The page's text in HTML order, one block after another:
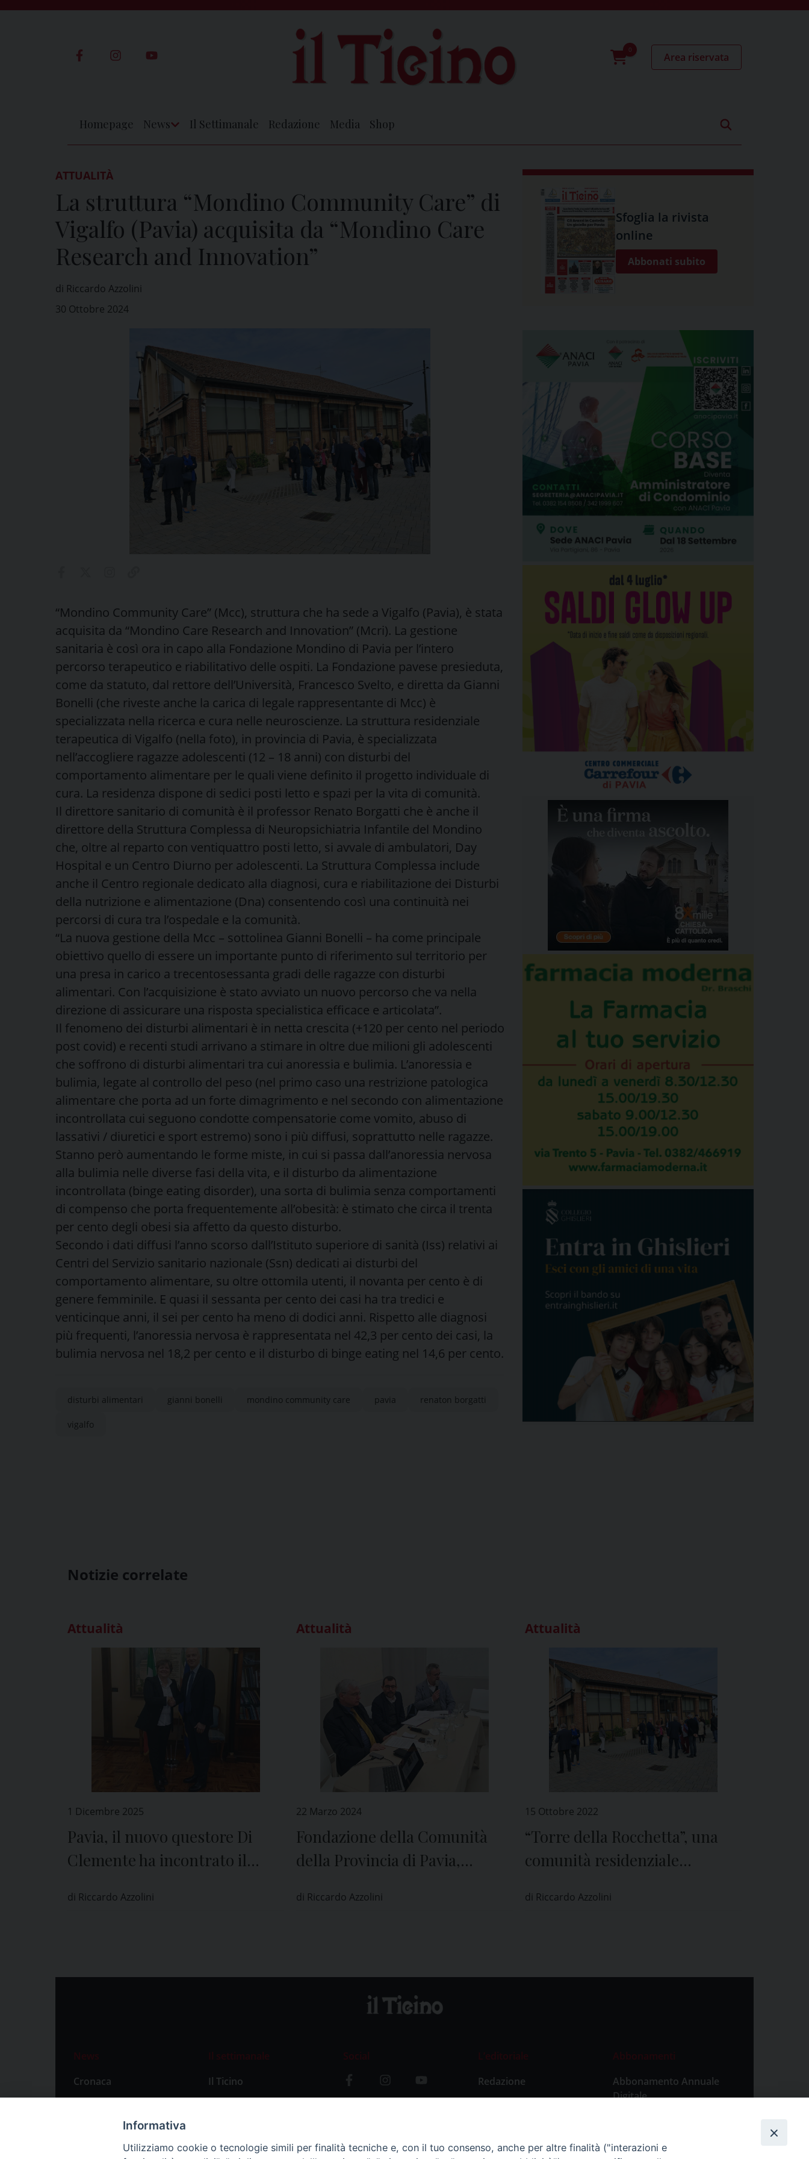
0
Area riservata
Homepage News Il Settimanale Redazione Media Shop
ATTUALITÀ
La struttura “Mondino Community Care” di
Vigalfo (Pavia) acquisita da “Mondino Care
Research and Innovation”
di Riccardo Azzolini
30 Ottobre 2024
“Mondino Community Care” (Mcc), struttura che ha sede a Vigalfo (Pavia), è stata
acquisita da “Mondino Care Research and Innovation” (Mcri). La gestione
sanitaria è così ora in capo alla Fondazione Mondino di Pavia per l’intero
percorso terapeutico e riabilitativo delle ospiti. La Fondazione pavese presieduta,
come da statuto, dal rettore dell’Università, Francesco Svelto, e diretta da Gianni
Bonelli (che riveste anche la carica di legale rappresentante di Mcc) è
specializzata nella ricerca e cura nelle neuroscienze. La struttura residenziale
terapeutica di Vigalfo (nella foto), in provincia di Pavia, è specializzata
nell’accogliere ragazze adolescenti (12 – 18 anni) con disturbi del
comportamento alimentare per le quali viene definito il progetto individuale di
cura. La residenza dispone di sedici posti letto e spazi per la vita di comunità.
Il direttore sanitario di comunità è il professor Renato Borgatti che è anche il
direttore della Struttura Complessa di Neuropsichiatria Infantile del Mondino
che, oltre al reparto con ventiquattro posti letto, si avvale di ambulatori, Day
Hospital e un Centro Diurno per adolescenti. La Struttura Complessa include
anche il Centro regionale dedicato alla diagnosi, cura e riabilitazione dei Disturbi
della nutrizione e alimentazione (Dna) consentendo così una continuità nei
percorsi di cura tra l’ospedale e la comunità.
“La nuova gestione della Mcc – sottolinea Gianni Bonelli – ha come principale
obiettivo quello di essere un importante punto di riferimento sul territorio per
una presa in carico a trecentosessanta gradi delle ragazze con disturbi
alimentari. Con l’acquisizione è stato avviato un nuovo percorso che va nella
direzione di assicurare una risposta specialistica efficace e articolata”.
Il fenomeno dei disturbi alimentari è in netta crescita (+120 per cento nel periodo
post covid) e recenti studi arrivano a stimare in oltre due milioni gli adolescenti
che soffrono di disturbi alimentari tra cui anoressia e bulimia. L’anoressia e
bulimia, legate al controllo del peso (nel primo caso una restrizione patologica
alimentare che porta ad un forte dimagrimento e nel secondo con alimentazione
incontrollata cui seguono condotte compensatorie come vomito, abuso di
lassativi / diuretici e sport estremo) sono i più diffusi, soprattutto nelle ragazze.
Stanno però aumentando le forme miste, in cui si passa dall’anoressia nervosa
alla bulimia nelle diverse fasi della vita, e il disturbo da alimentazione
incontrollata (binge eating disorder), una sorta di bulimia senza comportamenti
di compenso che porta frequentemente all’obesità: è stimato che circa il trenta
per cento degli obesi sia affetto da questo disturbo.
Secondo i dati diffusi l’anno scorso dall’Istituto superiore di sanità (Iss) relativi ai
Centri del Servizio sanitario nazionale (Ssn) dedicati ai disturbi del
comportamento alimentare, su oltre ottomila utenti, il novanta per cento è di
genere femminile. E quasi il sessanta per cento dei casi ha tra tredici e
venticinque anni, il sei per cento ha meno di dodici anni. Rispetto alle diagnosi
più frequenti, l’anoressia nervosa è rappresentata nel 42,3 per cento dei casi, la
bulimia nervosa nel 18,2 per cento e il disturbo di binge eating nel 14,6 per cento.
disturbi alimentari gianni bonelli mondino community care pavia renaton borgatti
vigalfo
Sfoglia la rivista
online
Abbonati subito
Notizie correlate
Attualità
1 Dicembre 2025
Pavia, il nuovo questore Di
Clemente ha incontrato il
di Riccardo Azzolini
Attualità
22 Marzo 2024
Fondazione della Comunità
della Provincia di Pavia,
cultura
di Riccardo Azzolini
Attualità
15 Ottobre 2022
“Torre della Rocchetta”, una
comunità residenziale
con disturbi comportamentali
di Riccardo Azzolini
News
Cronaca
Attualità
Primo Piano
Il settimanale
Il Ticino
Abbonamenti
Social
L’editoriale
Redazione
Storia
Abbonamenti
Abbonamento Annuale
Digitale
Abbonamento Singola
Informativa
Utilizziamo cookie o tecnologie simili per finalità tecniche e, con il tuo consenso, anche per altre finalità ("interazioni e